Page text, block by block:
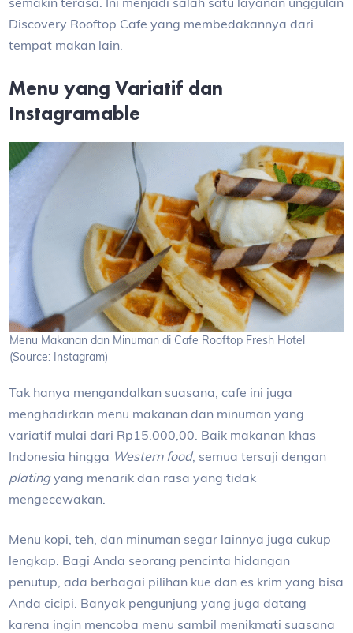
Discovery Rooftop Cafe yang membedakannya dari
tempat makan lain.
Menu yang Variatif dan
Instagramable
Menu Makanan dan Minuman di Cafe Rooftop Fresh Hotel
(Source: Instagram)
Tak hanya mengandalkan suasana, cafe ini juga
menghadirkan menu makanan dan minuman yang
variatif mulai dari Rp15.000,00. Baik makanan khas
Indonesia hingga Western food, semua tersaji dengan
platingyang menarik dan rasa yang tidak
mengecewakan.
Menu kopi, teh, dan minuman segar lainnya juga cukup
lengkap. Bagi Anda seorang pencinta hidangan
penutup, ada berbagai pilihan kue dan es krim yang bisa
Anda cicipi. Banyak pengunjung yang juga datang
karena ingin mencoba menu sambil menikmati suasana